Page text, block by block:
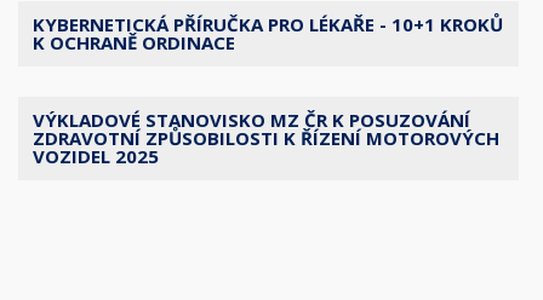
KYBERNETICKÁ PŘÍRUČKA PRO LÉKAŘE - 10+1 KROKŮ
K OCHRANĚ ORDINACE
VÝKLADOVÉ STANOVISKO MZ ČR K POSUZOVÁNÍ
ZDRAVOTNÍ ZPŮSOBILOSTI K ŘÍZENÍ MOTOROVÝCH
VOZIDEL 2025